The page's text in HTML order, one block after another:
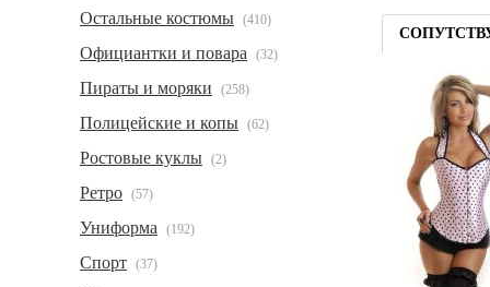
Остальные костюмы (410)
Официантки и повара (32)
Пираты и моряки (258)
Полицейские и копы (62)
Ростовые куклы (2)
Ретро (57)
Униформа (192)
Спорт (37)